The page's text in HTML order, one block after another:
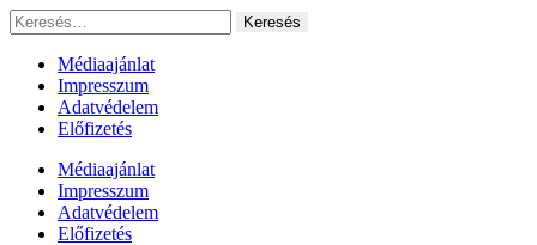
Ugrás
a
tartalomhoz
Keresés:
Médiaajánlat
Impresszum
Adatvédelem
Előfizetés
Médiaajánlat
Impresszum
Adatvédelem
Előfizetés